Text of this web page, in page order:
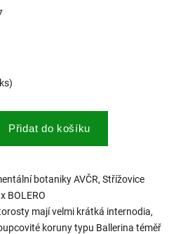
Přidat do košíku
botaniky AVČR, Střížovice
BOLERO
mají velmi krátká internodia,
koruny typu Ballerina téměř